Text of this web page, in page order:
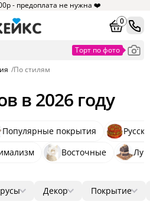
- предоплата не нужна ❤️
0
/По стилям
в 2026 году
Популярные покрытия
Восточные
Декор
Покрытие
увидеть
товары?
Понятно